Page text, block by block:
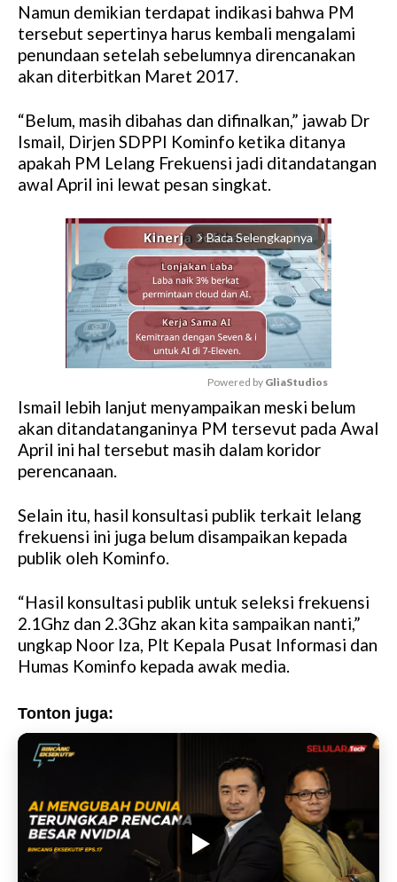
Namun demikian terdapat indikasi bahwa PM
tersebut sepertinya harus kembali mengalami
penundaan setelah sebelumnya direncanakan
akan diterbitkan Maret 2017.
“Belum, masih dibahas dan difinalkan,” jawab Dr
Ismail, Dirjen SDPPI Kominfo ketika ditanya
apakah PM Lelang Frekuensi jadi ditandatangan
awal April ini lewat pesan singkat.
arrow_forward_ios Baca Selengkapnya
M
u
t
Powered by GliaStudios
Ismail lebih lanjut menyampaikan meski belum
akan ditandatanganinya PM tersevut pada Awal
April ini hal tersebut masih dalam koridor
perencanaan.
Selain itu, hasil konsultasi publik terkait lelang
frekuensi ini juga belum disampaikan kepada
publik oleh Kominfo.
“Hasil konsultasi publik untuk seleksi frekuensi
2.1Ghz dan 2.3Ghz akan kita sampaikan nanti,”
ungkap Noor Iza, Plt Kepala Pusat Informasi dan
Humas Kominfo kepada awak media.
Tonton juga: